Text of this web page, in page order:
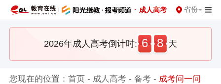
· 成人高考 省份
2026年成人高考倒计时: 6 8 天
您现在的位置：首页 - 成人高考 -备考 - 成考问一问